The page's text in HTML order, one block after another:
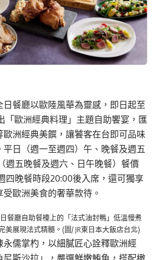
餐廳以歐陸風華為靈感，即日起至
「歐洲經典料理」主題自助饗宴，匯
洲經典美饌，讓饕客在台即可品味
日（週一至週四）午、晚餐及週五
週五晚餐及週六、日午晚餐）餐價
四晚餐時段20:00後入席，還可獨享
歐洲美食的奢華款待。
餐廳自助餐檯上的「法式油封鴨」低溫慢煮
美展現法式精髓。(圖/ JR東日本大飯店台北)
儒掌杓，以細膩匠心詮釋歐洲經